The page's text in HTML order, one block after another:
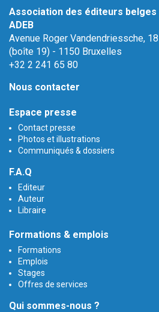
Association des éditeurs belges
ADEB
Avenue Roger Vandendriessche, 18
(boîte 19) - 1150 Bruxelles
+32 2 241 65 80
Nous contacter
Espace presse
Contact presse
Photos et illustrations
Communiqués & dossiers
F.A.Q
Editeur
Auteur
Libraire
Formations & emplois
Formations
Emplois
Stages
Offres de services
Qui sommes-nous ?